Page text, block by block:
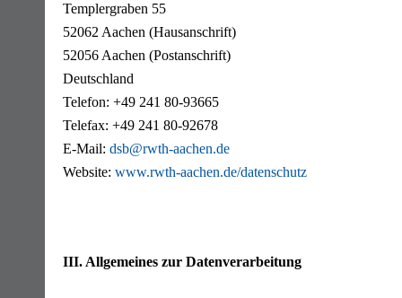
Templergraben 55
52062 Aachen (Hausanschrift)
52056 Aachen (Postanschrift)
Deutschland
Telefon: +49 241 80-93665
Telefax: +49 241 80-92678
E-Mail: dsb@rwth-aachen.de
Website: www.rwth-aachen.de/datenschutz
III. Allgemeines zur Datenverarbeitung